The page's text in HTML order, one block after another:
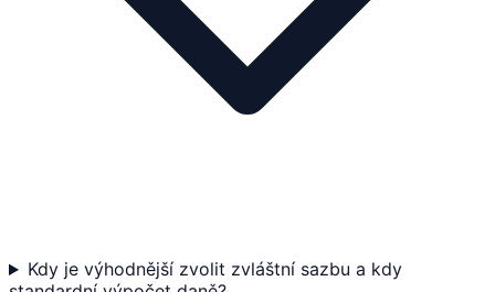
Kdy je výhodnější zvolit zvláštní sazbu a kdy